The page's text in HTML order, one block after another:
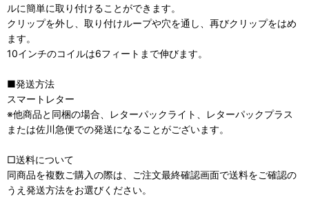
ルに簡単に取り付けることができます。
クリップを外し、取り付けループや穴を通し、再びクリップをはめ
ます。
10インチのコイルは6フィートまで伸びます。
■発送方法
スマートレター
※他商品と同梱の場合、レターパックライト、レターパックプラス
または佐川急便での発送になることがございます。
□送料について
同商品を複数ご購入の際は、ご注文最終確認画面で送料をご確認の
うえ発送方法をお選びください。